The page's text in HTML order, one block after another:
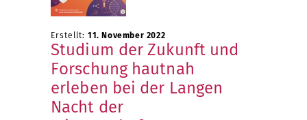
Erstellt: 11. November 2022
Studium der Zukunft und
Forschung hautnah
erleben bei der Langen
Nacht der